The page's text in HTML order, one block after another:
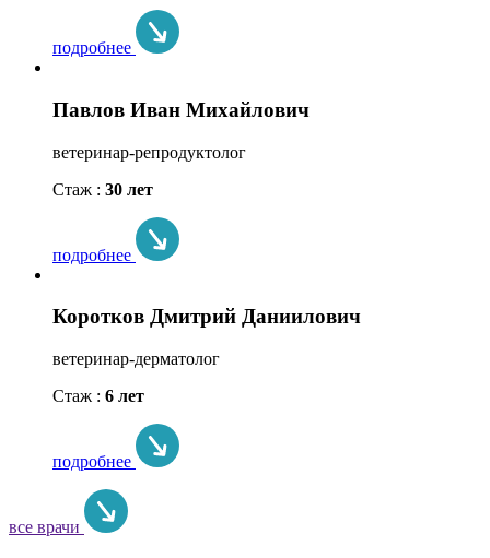
подробнее
Павлов Иван Михайлович
ветеринар-репродуктолог
Стаж : 30 лет
подробнее
Коротков Дмитрий Даниилович
ветеринар-дерматолог
Стаж : 6 лет
подробнее
все врачи